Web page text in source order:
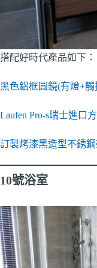
搭配好時代產品如下：
黑色鋁框圓鏡(有燈+觸
Laufen Pro-s瑞士進口
訂製烤漆黑造型不銹
10號浴室